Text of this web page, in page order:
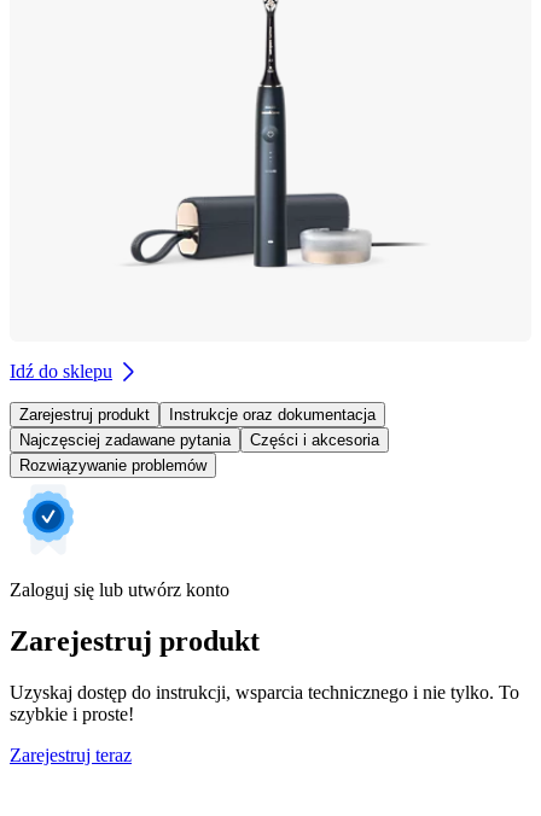
Idź do sklepu
Zarejestruj produkt
Instrukcje oraz dokumentacja
Najczęsciej zadawane pytania
Części i akcesoria
Rozwiązywanie problemów
Zaloguj się lub utwórz konto
Zarejestruj produkt
Uzyskaj dostęp do instrukcji, wsparcia technicznego i nie tylko. To
szybkie i proste!
Zarejestruj teraz